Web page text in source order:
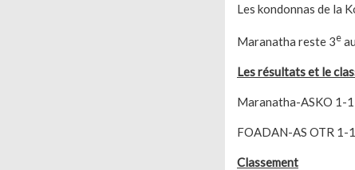
Les kondonnas de la
Maranatha reste 3e
Les résultats et le
Maranatha-ASKO 1-1
FOADAN-AS OTR 1-1
Classement